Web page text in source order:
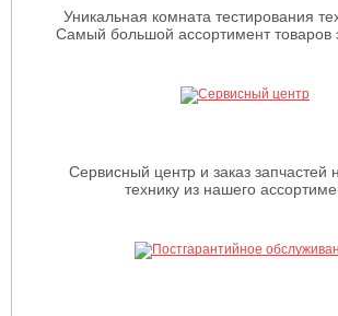
Уникальная комната тестирования
Самый большой ассортимент товаров
Сервисный центр и заказ запчастей
технику из нашего